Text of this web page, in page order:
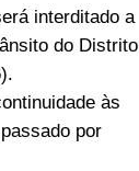
interditado a
do Distrito
às
por